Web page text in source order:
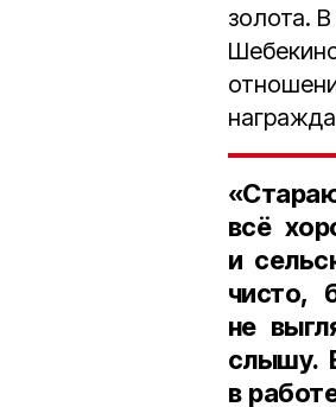
золота.
всё
и
чисто,
не
слышу.
в